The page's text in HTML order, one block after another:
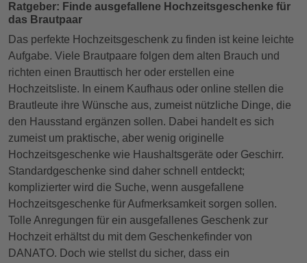
Ratgeber: Finde ausgefallene Hochzeitsgeschenke für
das Brautpaar
Das perfekte Hochzeitsgeschenk zu finden ist keine leichte
Aufgabe. Viele Brautpaare folgen dem alten Brauch und
richten einen Brauttisch her oder erstellen eine
Hochzeitsliste. In einem Kaufhaus oder online stellen die
Brautleute ihre Wünsche aus, zumeist nützliche Dinge, die
den Hausstand ergänzen sollen. Dabei handelt es sich
zumeist um praktische, aber wenig originelle
Hochzeitsgeschenke wie Haushaltsgeräte oder Geschirr.
Standardgeschenke sind daher schnell entdeckt;
komplizierter wird die Suche, wenn ausgefallene
Hochzeitsgeschenke für Aufmerksamkeit sorgen sollen.
Tolle Anregungen für ein ausgefallenes Geschenk zur
Hochzeit erhältst du mit dem Geschenkefinder von
DANATO. Doch wie stellst du sicher, dass ein